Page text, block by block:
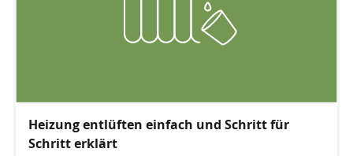
Heizung entlüften einfach und Schritt für
Schritt erklärt